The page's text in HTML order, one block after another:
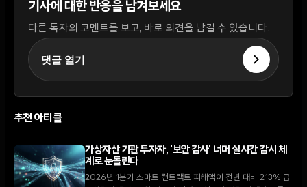
기사에 대한 반응을 남겨보세요
다른 독자의 코멘트를 보고, 바로 의견을 남길 수 있습니다.
댓글 열기
추천 아티클
가상자산 기관 투자자, '보안 감사' 너머 실시간 감시 체
계로 눈돌린다
2026년 1분기 스마트 컨트랙트 피해액이 전년 대비 213% 급